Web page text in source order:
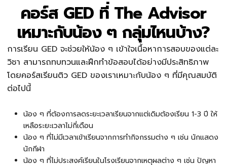
คอร์ส GED ที่ The Advisor
เหมาะกับน้อง ๆ กลุ่มไหนบ้าง?
การเรียน GED จะช่วยให้น้อง ๆ เข้าใจเนื้อหาการสอบของแต่ละ
วิชา สามารถทบทวนและฝึกทำข้อสอบได้อย่างมีประสิทธิภาพ
โดยคอร์สเรียนติว GED ของเราเหมาะกับน้อง ๆ ที่มีคุณสมบัติ
ต่อไปนี้
น้อง ๆ ที่ต้องการลดระยะเวลาเรียนจากแต่เดิมต้องเรียน 1-3 ปี ให้
เหลือระยะเวลาไม่กี่เดือน
น้อง ๆ ที่ไม่มีเวลาเข้าเรียนจากการทำกิจกรรมต่าง ๆ เช่น นักแสดง
นักกีฬา
น้อง ๆ ที่ไม่ประสงค์เรียนในโรงเรียนจากเหตุผลต่าง ๆ เช่น ปัญหา